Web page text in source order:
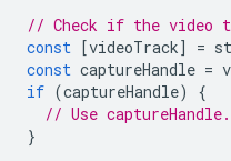
// Check if the video
const [videoTrack] =
const captureHandle =
if (captureHandle)
{
// Use
}